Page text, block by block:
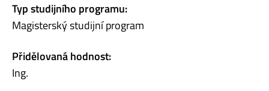
Typ studijního programu:
Magisterský studijní program
Přidělovaná hodnost:
Ing.